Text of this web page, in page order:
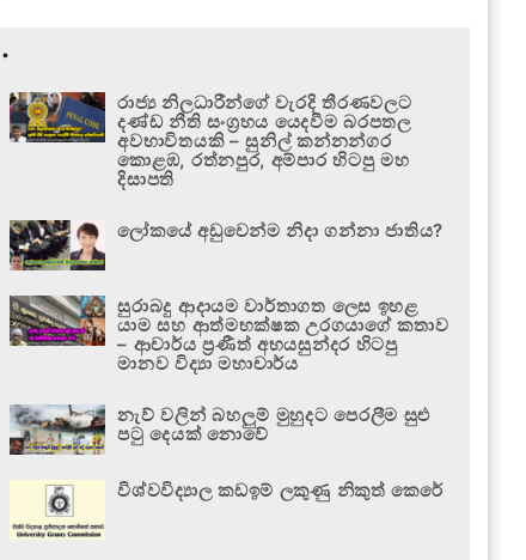
.
රාජ්‍ය නිලධාරීන්ගේ වැරදි තීරණවලට
දණ්ඩ නීති සංග්‍රහය යෙදවීම බරපතල
අවභාවිතයකි – සුනිල් කන්නන්ගර
කොළඹ, රත්නපුර, අම්පාර හිටපු මහ
දිසාපති
ලෝකයේ අඩුවෙන්ම නිදා ගන්නා ජාතිය?
සුරාබදු ආදායම වාර්තාගත ලෙස ඉහළ
යාම සහ ආත්මභක්ෂක උරගයාගේ කතාව
– ආචාර්ය ප්‍රණීත් අභයසුන්දර හිටපු
මානව විද්‍යා මහාචාර්ය
නැව් වලින් බහලුම් මුහුදට පෙරලීම සුළු
පටු දෙයක් නොවේ
විශ්වවිද්‍යාල කඩඉම් ලකුණු නිකුත් කෙරේ